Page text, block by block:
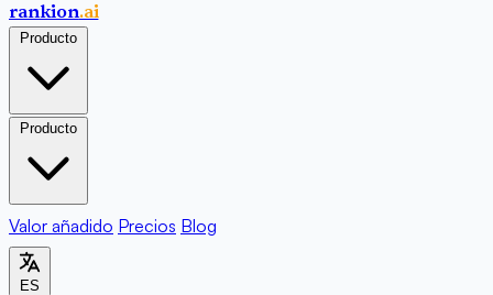
rankion.ai
Producto
Producto
Valor añadido Precios Blog
ES